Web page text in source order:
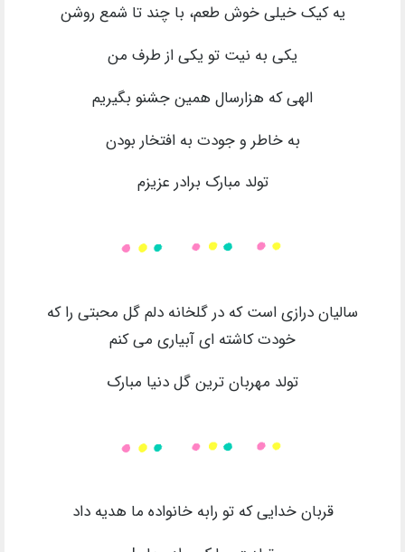
یه کیک خیلی خوش طعم، با چند تا شمع روشن
یکی به نیت تو یکی از طرف من
الهی که هزارسال همین جشنو بگیریم
به خاطر و جودت به افتخار بودن
تولد مبارک برادر عزیزم
سالیان درازی است که در گلخانه دلم گل محبتی را که
خودت کاشته ای آبیاری می کنم
تولد مهربان ترین گل دنیا مبارک
قربان خدایی که تو رابه خانواده ما هدیه داد